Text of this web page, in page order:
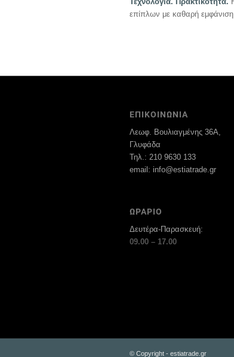
επίπλων με καθαρή εμφάνιση
ΕΠΙΚΟΙΝΩΝΙΑ
Λεωφ. Βουλιαγμένης 36Α,
Γλυφάδα
Τηλ.: 210 9630 133
email: info@estiatrade.gr
ΩΡΑΡΙΟ
Δευτέρα-Παρασκευή:
09.00 – 17.00
© Copyright - estiatrade.gr